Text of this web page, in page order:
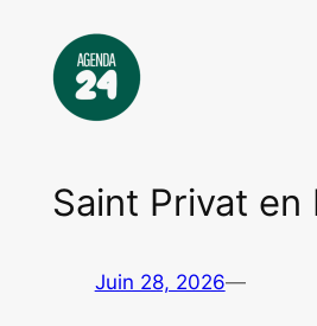
contenu
Saint Privat en
Juin 28, 2026—